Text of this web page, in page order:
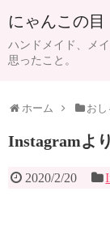
にゃんこの目
ハンドメイド、メ
思ったこと。
ホーム おし
Instagramより
2020/2/20